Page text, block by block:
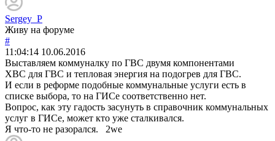
Sergey_P
Живу на форуме
#
11:04:14 10.06.2016
Выставляем коммуналку по ГВС двумя компонентами
ХВС для ГВС и тепловая энергия на подогрев для ГВС.
И если в реформе подобные коммунальные услуги есть в
списке выбора, то на ГИСе соответственно нет.
Вопрос, как эту гадость засунуть в справочник коммунальных
услуг в ГИСе, может кто уже сталкивался.
Я что-то не разорался. 2we